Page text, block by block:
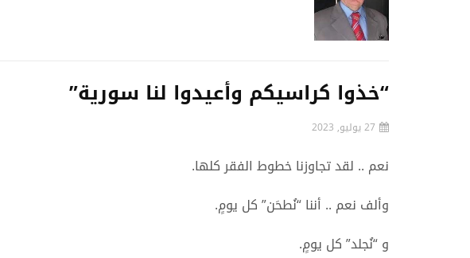
“خذوا كراسيكم وأعيدوا لنا سورية”
27 يوليو, 2023
نعم .. لقد تجاوزنا خطوط الفقر كلها.
وألف نعم .. أننا “نُطحَن” كل يومٍ.
و “نُجلد” كل يومٍ.